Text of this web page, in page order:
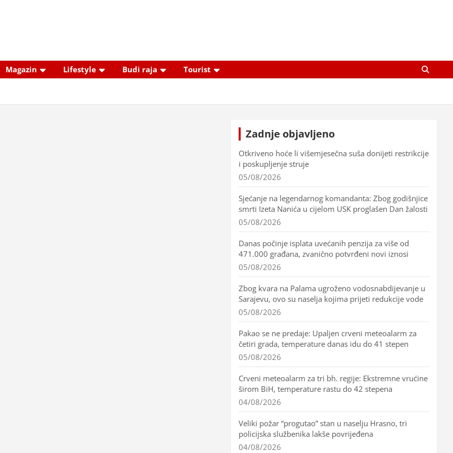
Magazin Lifestyle Budi raja Tourist
Zadnje objavljeno
Otkriveno hoće li višemjesečna suša donijeti restrikcije
i poskupljenje struje
05/08/2026
Sjećanje na legendarnog komandanta: Zbog godišnjice
smrti Izeta Nanića u cijelom USK proglašen Dan žalosti
05/08/2026
Danas počinje isplata uvećanih penzija za više od
471.000 građana, zvanično potvrđeni novi iznosi
05/08/2026
Zbog kvara na Palama ugroženo vodosnabdijevanje u
Sarajevu, ovo su naselja kojima prijeti redukcije vode
05/08/2026
Pakao se ne predaje: Upaljen crveni meteoalarm za
četiri grada, temperature danas idu do 41 stepen
05/08/2026
Crveni meteoalarm za tri bh. regije: Ekstremne vrućine
širom BiH, temperature rastu do 42 stepena
04/08/2026
Veliki požar “progutao” stan u naselju Hrasno, tri
policijska službenika lakše povrijeđena
04/08/2026